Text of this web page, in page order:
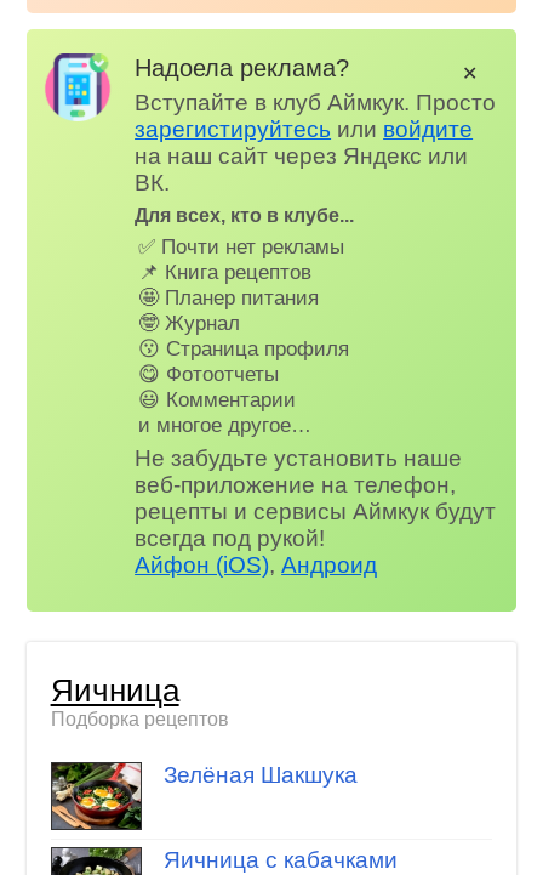
Надоела реклама?
Вступайте в клуб Аймкук. Просто
зарегистируйтесь или войдите
на наш сайт через Яндекс или
ВК.
Для всех, кто в клубе...
✅ Почти нет рекламы
📌 Книга рецептов
🤩 Планер питания
🤓 Журнал
😗 Страница профиля
😋 Фотоотчеты
😃 Комментарии
и многое другое…
Не забудьте установить наше
веб-приложение на телефон,
рецепты и сервисы Аймкук будут
всегда под рукой!
Айфон (iOS),Андроид
✕
Яичница
Подборка рецептов
Зелёная Шакшука
Яичница с кабачками